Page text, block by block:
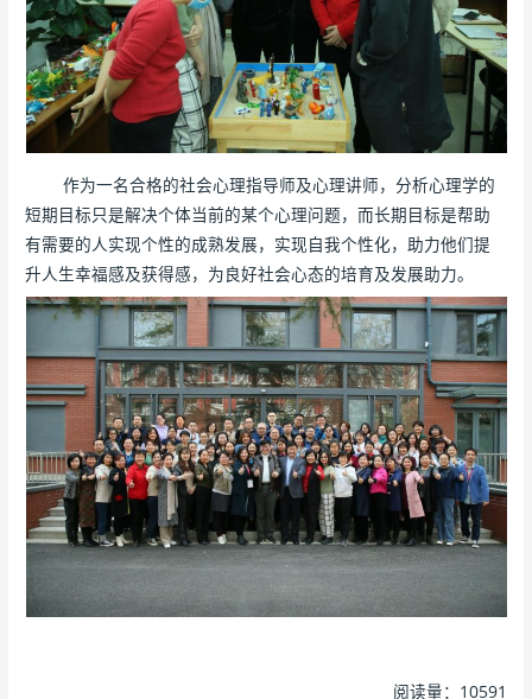
作为一名合格的社会心理指导师及心理讲师，分析心理学的
短期目标只是解决个体当前的某个心理问题，而长期目标是帮助
有需要的人实现个性的成熟发展，实现自我个性化，助力他们提
升人生幸福感及获得感，为良好社会心态的培育及发展助力。
阅读量：10591